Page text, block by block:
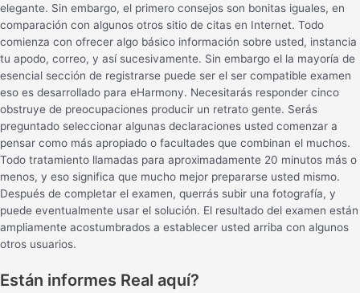
elegante. Sin embargo, el primero consejos son bonitas iguales, en
comparación con algunos otros sitio de citas en Internet. Todo
comienza con ofrecer algo básico información sobre usted, instancia
tu apodo, correo, y así sucesivamente. Sin embargo el la mayoría de
esencial sección de registrarse puede ser el ser compatible examen
eso es desarrollado para eHarmony. Necesitarás responder cinco
obstruye de preocupaciones producir un retrato gente. Serás
preguntado seleccionar algunas declaraciones usted comenzar a
pensar como más apropiado o facultades que combinan el muchos.
Todo tratamiento llamadas para aproximadamente 20 minutos más o
menos, y eso significa que mucho mejor prepararse usted mismo.
Después de completar el examen, querrás subir una fotografía, y
puede eventualmente usar el solución. El resultado del examen están
ampliamente acostumbrados a establecer usted arriba con algunos
otros usuarios.
Están informes Real aquí?